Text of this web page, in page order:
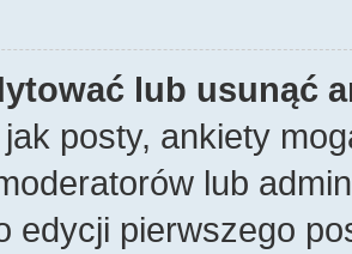
lub usunąć
posty, ankiety
lub
edycji pierwszego